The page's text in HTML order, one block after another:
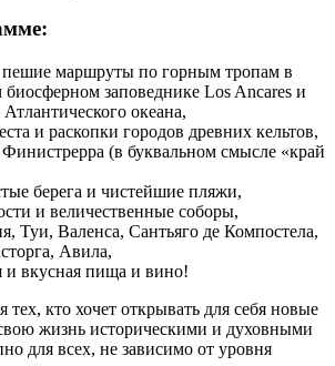
маршруты по горным тропам в
заповеднике Los Ancares и
океана,
и раскопки городов древних кельтов,
(в буквальном смысле «край
берега и чистейшие пляжи,
и величественные соборы,
Туи, Валенса, Сантьяго де Компостела,
Авила,
и вкусная пища и вино!
тех, кто хочет открывать для себя новые
жизнь историческими и духовными
для всех, не зависимо от уровня